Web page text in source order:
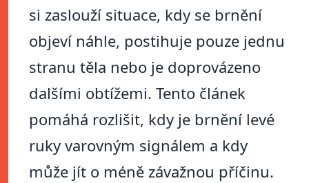
si zaslouží situace, kdy se brnění
objeví náhle, postihuje pouze jednu
stranu těla nebo je doprovázeno
dalšími obtížemi. Tento článek
pomáhá rozlišit, kdy je brnění levé
ruky varovným signálem a kdy
může jít o méně závažnou příčinu.